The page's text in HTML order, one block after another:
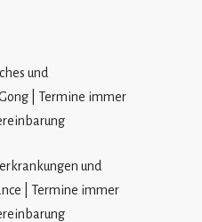
und
| Termine immer
und
| Termine immer